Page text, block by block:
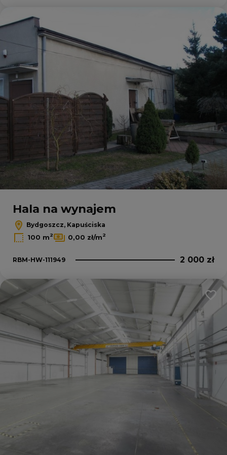
Hala na wynajem
Bydgoszcz, Kapuściska
100 m2 0,00 zł/m2
RBM-HW-111949 2 000 zł